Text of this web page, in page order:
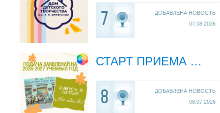
7
ДОБАВЛЕНА НОВОСТЬ
07.08.2026
СТАРТ ПРИЕМА ЗАЯВЛЕНИЙ НА 2026–2027 УЧЕБНЫЙ ГОД!
8
ДОБАВЛЕНА НОВОСТЬ
08.07.2026